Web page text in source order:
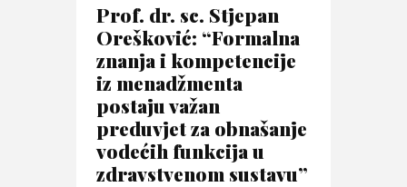
Prof. dr. sc. Stjepan
Orešković: “Formalna
znanja i kompetencije
iz menadžmenta
postaju važan
preduvjet za obnašanje
vodećih funkcija u
zdravstvenom sustavu”